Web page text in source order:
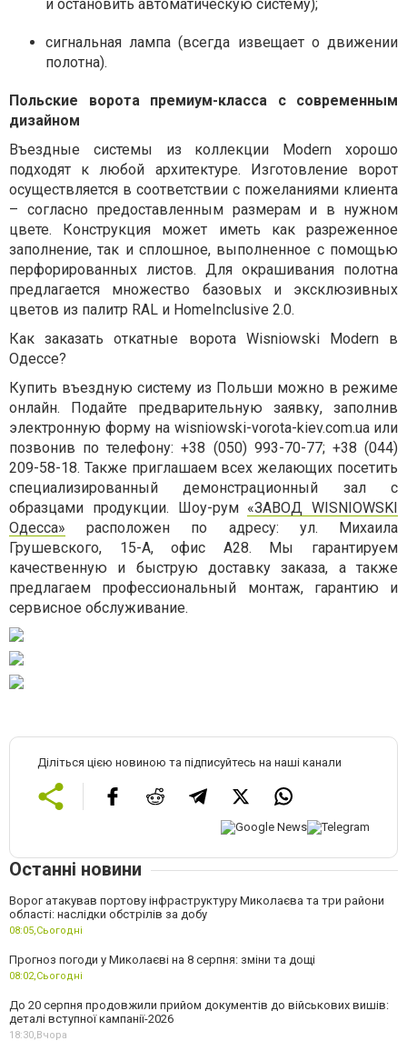
и остановить автоматическую систему);
сигнальная лампа (всегда извещает о движении
полотна).
Польские ворота премиум-класса с современным
дизайном
Въездные системы из коллекции Modern хорошо
подходят к любой архитектуре. Изготовление ворот
осуществляется в соответствии с пожеланиями клиента
– согласно предоставленным размерам и в нужном
цвете. Конструкция может иметь как разреженное
заполнение, так и сплошное, выполненное с помощью
перфорированных листов. Для окрашивания полотна
предлагается множество базовых и эксклюзивных
цветов из палитр RAL и HomeInclusive 2.0.
Как заказать откатные ворота Wisniowski Modern в
Одессе?
Купить въездную систему из Польши можно в режиме
онлайн. Подайте предварительную заявку, заполнив
электронную форму на wisniowski-vorota-kiev.com.ua или
позвонив по телефону: +38 (050) 993-70-77; +38 (044)
209-58-18. Также приглашаем всех желающих посетить
специализированный демонстрационный зал с
образцами продукции. Шоу-рум «ЗАВОД WISNIOWSKI
Одесса» расположен по адресу: ул. Михаила
Грушевского, 15-А, офис А28. Мы гарантируем
качественную и быструю доставку заказа, а также
предлагаем профессиональный монтаж, гарантию и
сервисное обслуживание.
Діліться цією новиною та підписуйтесь на наші канали
Останні новини
Ворог атакував портову інфраструктуру Миколаєва та три райони
області: наслідки обстрілів за добу
08:05, Сьогодні
Прогноз погоди у Миколаєві на 8 серпня: зміни та дощі
08:02, Сьогодні
До 20 серпня продовжили прийом документів до військових вишів:
деталі вступної кампанії-2026
18:30, Вчора